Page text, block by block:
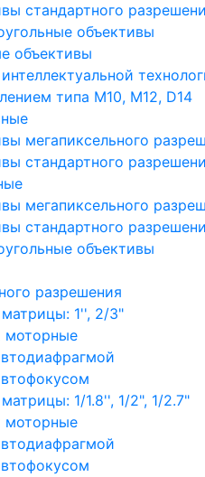
стандартного
объективы
объективы
типа M10, M12, D14
мегапиксельного
стандартного
мегапиксельного
стандартного
объективы
разрешения
1'', 2/3"
моторные
1/1.8'', 1/2", 1/2.7"
моторные